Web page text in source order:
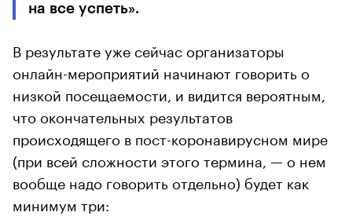
на все успеть».
В результате уже сейчас организаторы
онлайн-мероприятий начинают говорить о
низкой посещаемости, и видится вероятным,
что окончательных результатов
происходящего в пост-коронавирусном мире
(при всей сложности этого термина, — о нем
вообще надо говорить отдельно) будет как
минимум три: